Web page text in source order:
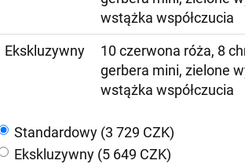
wstążka współczucia
Ekskluzywny
10 czerwona róża, 8
gerbera mini, zielone
wstążka współczucia
Standardowy (3 729 CZK)
Ekskluzywny (5 649 CZK)